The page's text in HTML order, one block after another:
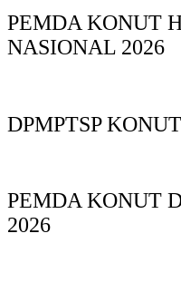
PEMDA KONUT
NASIONAL 2026
DPMPTSP
PEMDA KONUT
2026